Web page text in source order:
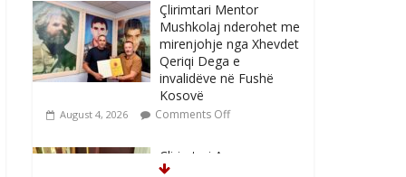
Çlirimtari Mentor
Mushkolaj nderohet me
mirenjohje nga Xhevdet
Qeriqi Dega e
invalidëve në Fushë
Kosovë
August 4, 2026 Comments Off
Çlirimtari Agron
Gërvalla me takime